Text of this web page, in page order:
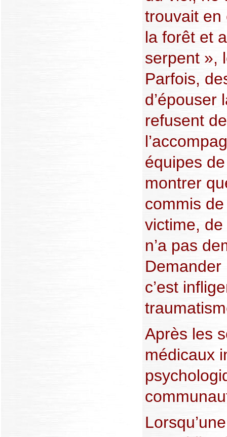
trouvait en
la forêt et
serpent »,
Parfois,
d’épouser
refusent
équipes
montrer
commis
victime, de
n’a pas
Demander
c’est
Après les
médicaux